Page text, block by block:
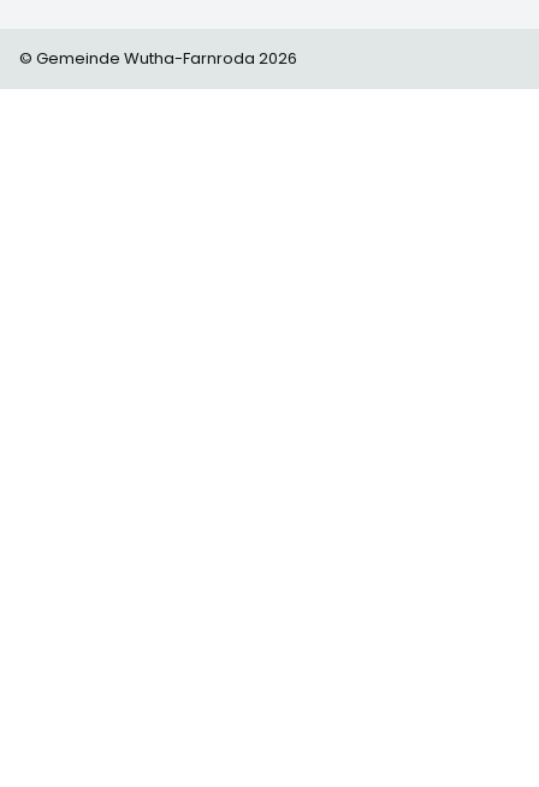
© Gemeinde Wutha-Farnroda 2026